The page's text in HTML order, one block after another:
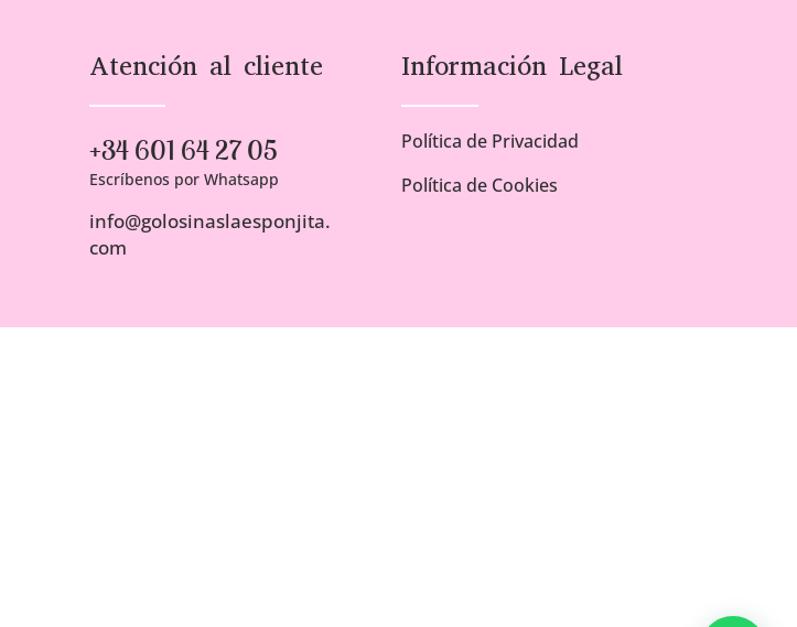
Atención al cliente
+34 601 64 27 05
Escríbenos por Whatsapp
info@golosinaslaesponjita.
com
Información Legal
Política de Privacidad
Política de Cookies